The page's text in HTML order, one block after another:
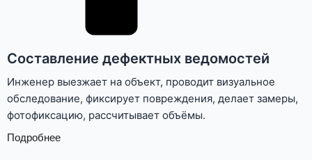
Составление дефектных ведомостей
Инженер выезжает на объект, проводит визуальное
обследование, фиксирует повреждения, делает замеры,
фотофиксацию, рассчитывает объёмы.
Подробнее